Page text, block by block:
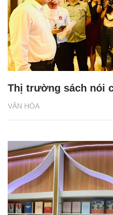
VĂN HÓA
Thị trường sách nói